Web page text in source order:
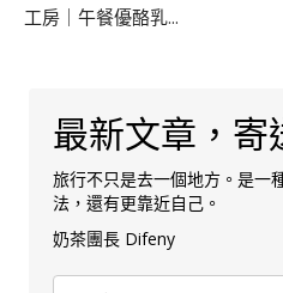
工房｜午餐優酪乳...
最新文章，寄
旅行不只是去一個地方。是一
法，還有更靠近自己。
奶茶團長 Difeny